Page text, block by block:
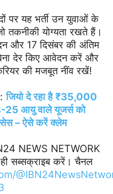
पर यह भर्ती उन युवाओं के
तकनीकी योग्यता रखते हैं।
और 17 दिसंबर की अंतिम
देर किए आवेदन करें और
की मजबूत नींव रखें!
:जियो दे रहा है ₹35,000
25 आयु वाले यूजर्स को
– ऐसे करें क्लेम
NEWS NETWORK
सब्सक्राइब करें। चैनल